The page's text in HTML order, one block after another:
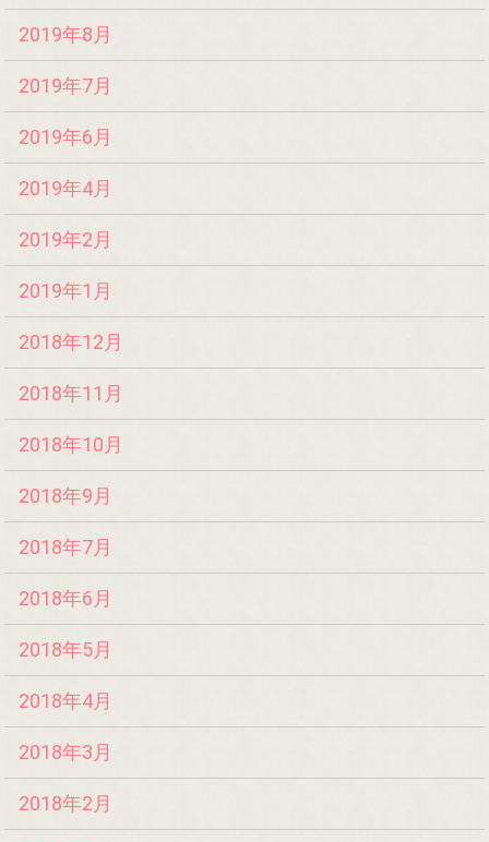
2019年8月
2019年7月
2019年6月
2019年4月
2019年2月
2019年1月
2018年12月
2018年11月
2018年10月
2018年9月
2018年7月
2018年6月
2018年5月
2018年4月
2018年3月
2018年2月